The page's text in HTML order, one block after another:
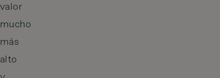
valor
mucho
más
alto